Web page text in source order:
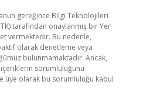
gereğince Bilgi Teknolojileri
tarafından onaylanmış bir Yer
vermektedir. Bu nedenle,
olarak denetleme veya
bulunmamaktadır. Ancak,
içeriklerin sorumluluğunu
üye olarak bu sorumluluğu kabul